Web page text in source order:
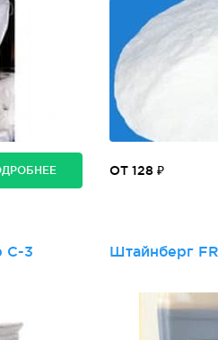
ОТ 128 ₽
С-3
Штайнберг